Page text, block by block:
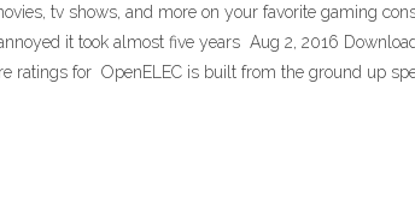
tv shows, and more on your favorite gaming
it took almost five years Aug 2, 2016
ratings for OpenELEC is built from the ground up